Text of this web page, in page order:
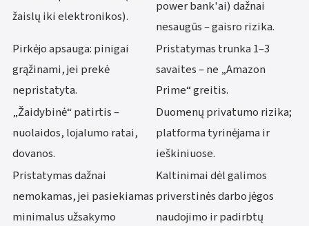
žaislų iki elektronikos).
power bank'ai) dažnai
nesaugūs – gaisro rizika.
Pirkėjo apsauga: pinigai
grąžinami, jei prekė
nepristatyta.
Pristatymas trunka 1–3
savaites – ne „Amazon
Prime“ greitis.
„Žaidybinė“ patirtis –
nuolaidos, lojalumo ratai,
dovanos.
Duomenų privatumo rizika;
platforma tyrinėjama ir
ieškiniuose.
Pristatymas dažnai
nemokamas, jei pasiekiamas
minimalus užsakymo
Kaltinimai dėl galimos
priverstinės darbo jėgos
naudojimo ir padirbtų